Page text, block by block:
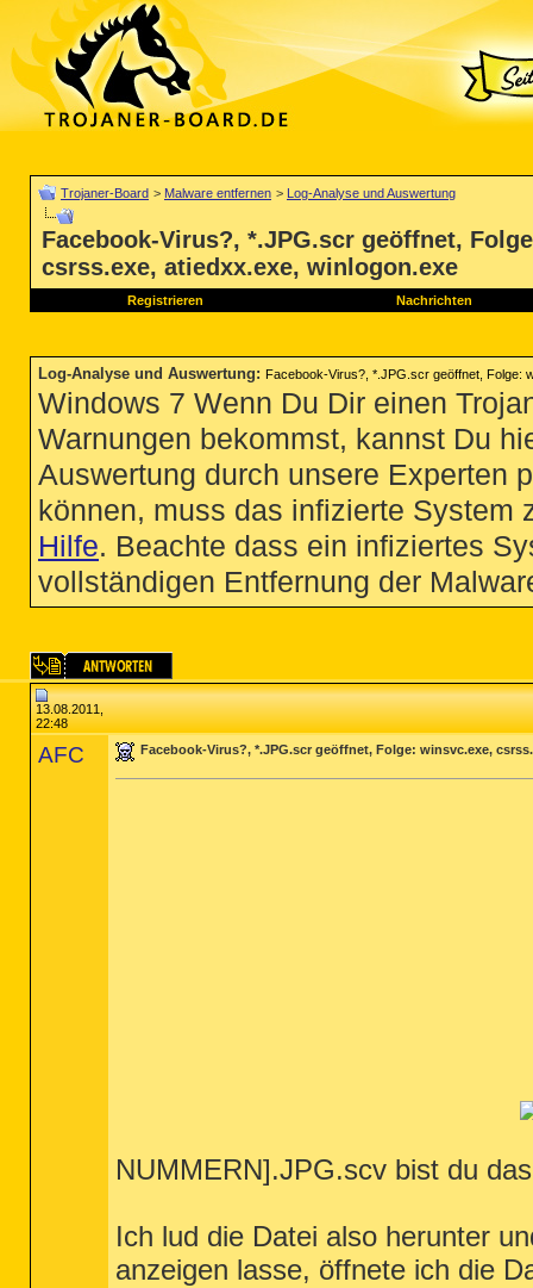
Trojaner-Board > Malware entfernen > Log-Analyse und Auswertung
Facebook-Virus?, *.JPG.scr geöffnet,
csrss.exe, atiedxx.exe, winlogon.exe
Registrieren Nachrichten
Log-Analyse und Auswertung: Facebook-Virus?, *.JPG.scr geöffnet, Folge:
Windows 7 Wenn Du Dir einen
Warnungen bekommst, kannst Du
Auswertung durch unsere Experten
können, muss das infizierte System
Hilfe. Beachte dass ein infiziertes
vollständigen Entfernung der
13.08.2011,
22:48
AFC Facebook-Virus?, *.JPG.scr geöffnet, Folge: winsvc.exe,
NUMMERN].JPG.scv bist du
Ich lud die Datei also herunter
anzeigen lasse, öffnete ich die